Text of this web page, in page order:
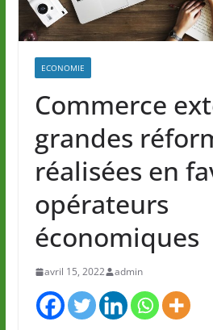
ECONOMIE
Commerce
grandes
réalisées en
opérateurs
économiques
avril 15, 2022 admin